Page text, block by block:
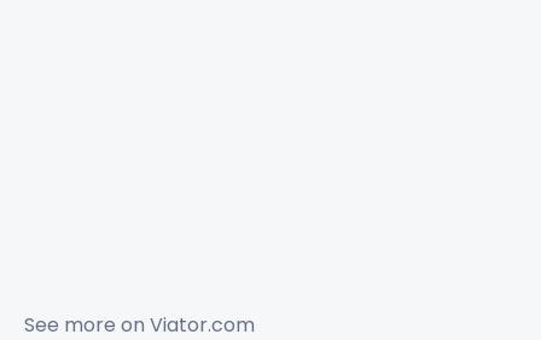
See more on Viator.com